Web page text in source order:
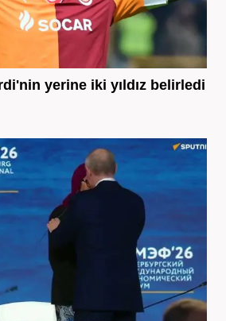
yerine iki yıldız belirledi